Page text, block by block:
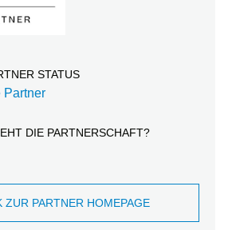
STATUS
Partner
DIE PARTNERSCHAFT?
ZUR PARTNER HOMEPAGE